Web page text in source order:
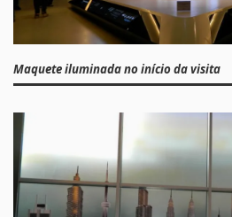
Maquete iluminada no início da visita